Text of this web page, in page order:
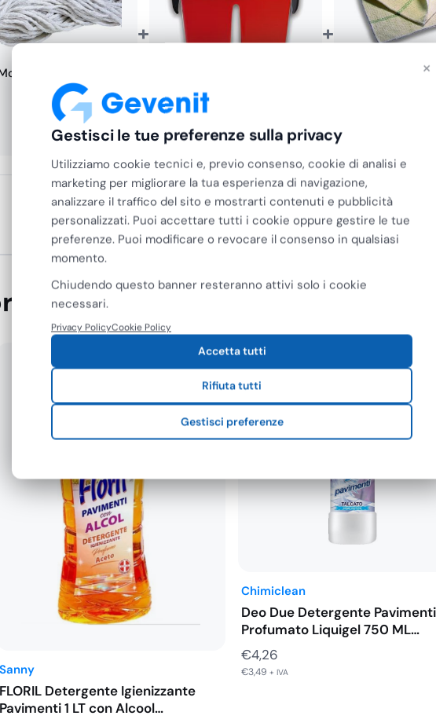
stoccato in confezione integra , al
in Cotone con
Attacco a Vite
Professionale…
3,08
+
Secchio Doppia Vasca con
Strizzatore 14 Litri Arix…
€19,06
+
Panno
in Cotone
Sanny
FLORIL Detergente Igienizzante
Pavimenti 1 LT con Alcool…
Chimiclean
Deo Due Detergente Pavimenti
Profumato Liquigel 750 ML…
€4,26
€3,49 + IVA
×
Gestisci le tue preferenze sulla privacy
Utilizziamo cookie tecnici e, previo consenso, cookie di analisi e
marketing per migliorare la tua esperienza di navigazione,
analizzare il traffico del sito e mostrarti contenuti e pubblicità
personalizzati. Puoi accettare tutti i cookie oppure gestire le tue
preferenze. Puoi modificare o revocare il consenso in qualsiasi
momento.
Chiudendo questo banner resteranno attivi solo i cookie
necessari.
Privacy PolicyCookie Policy
Accetta tutti
Rifiuta tutti
Gestisci preferenze